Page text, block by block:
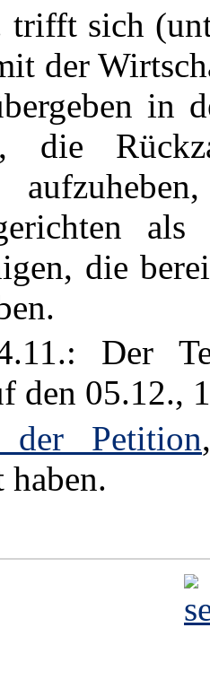
sich
der
in
die
die
Der
den 05.12.,
der Petition
haben.